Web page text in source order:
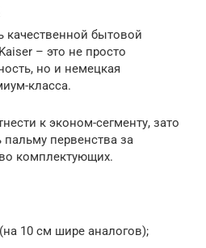
качественной бытовой
– это не просто
но и немецкая
класса.
к эконом-сегменту, зато
первенства за
комплектующих.
10 см шире аналогов);